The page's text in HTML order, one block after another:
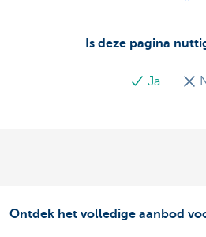
Is deze pagina
Ja
Ontdek het volledige aanbod